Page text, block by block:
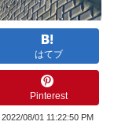
はてブ
Pinterest
2022/08/01 11:22:50 PM